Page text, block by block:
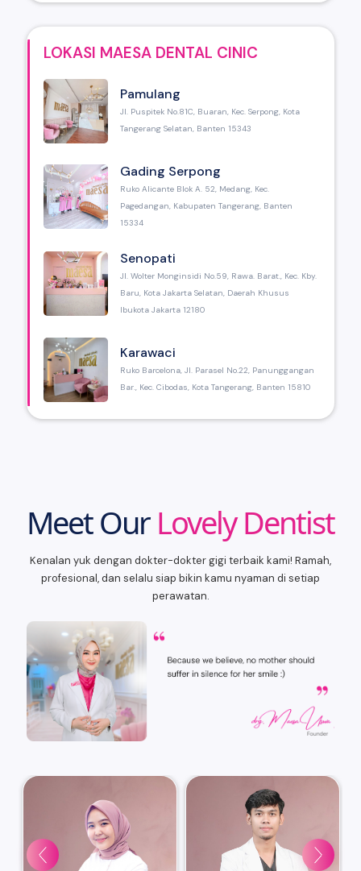
LOKASI MAESA DENTAL CINIC
Pamulang
Jl. Puspitek No.81C, Buaran, Kec. Serpong, Kota
Tangerang Selatan, Banten 15343
Gading Serpong
Ruko Alicante Blok A. 52, Medang, Kec.
Pagedangan, Kabupaten Tangerang, Banten
15334
Senopati
Jl. Wolter Monginsidi No.59, Rawa. Barat., Kec. Kby.
Baru, Kota Jakarta Selatan, Daerah Khusus
Ibukota Jakarta 12180
Karawaci
Ruko Barcelona, Jl. Parasel No.22, Panunggangan
Bar., Kec. Cibodas, Kota Tangerang, Banten 15810
Meet OurLovely Dentist
Kenalan yuk dengan dokter-dokter gigi terbaik kami! Ramah,
profesional, dan selalu siap bikin kamu nyaman di setiap
perawatan.